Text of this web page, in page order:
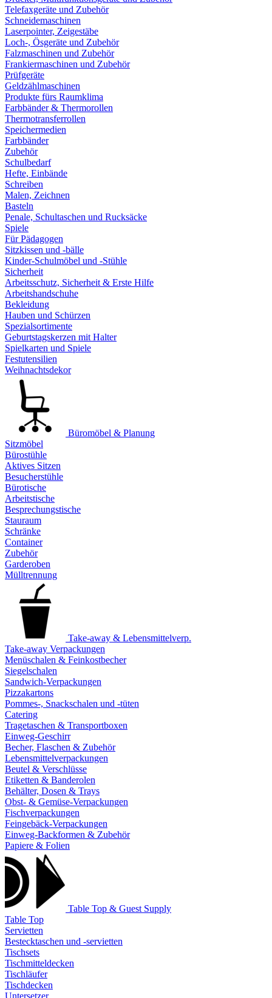
Telefaxgeräte und Zubehör
Schneidemaschinen
Laserpointer, Zeigestäbe
Loch-, Ösgeräte und Zubehör
Falzmaschinen und Zubehör
Frankiermaschinen und Zubehör
Prüfgeräte
Geldzählmaschinen
Produkte fürs Raumklima
Farbbänder & Thermorollen
Thermotransferrollen
Speichermedien
Farbbänder
Zubehör
Schulbedarf
Hefte, Einbände
Schreiben
Malen, Zeichnen
Basteln
Penale, Schultaschen und Rucksäcke
Spiele
Für Pädagogen
Sitzkissen und -bälle
Kinder-Schulmöbel und -Stühle
Sicherheit
Arbeitsschutz, Sicherheit & Erste Hilfe
Arbeitshandschuhe
Bekleidung
Hauben und Schürzen
Spezialsortimente
Geburtstagskerzen mit Halter
Spielkarten und Spiele
Festutensilien
Weihnachtsdekor
Büromöbel & Planung
Sitzmöbel
Bürostühle
Aktives Sitzen
Besucherstühle
Bürotische
Arbeitstische
Besprechungstische
Stauraum
Schränke
Container
Zubehör
Garderoben
Mülltrennung
Take-away & Lebensmittelverp.
Take-away Verpackungen
Menüschalen & Feinkostbecher
Siegelschalen
Sandwich-Verpackungen
Pizzakartons
Pommes-, Snackschalen und -tüten
Catering
Tragetaschen & Transportboxen
Einweg-Geschirr
Becher, Flaschen & Zubehör
Lebensmittelverpackungen
Beutel & Verschlüsse
Etiketten & Banderolen
Behälter, Dosen & Trays
Obst- & Gemüse-Verpackungen
Fischverpackungen
Feingebäck-Verpackungen
Einweg-Backformen & Zubehör
Papiere & Folien
Table Top & Guest Supply
Table Top
Servietten
Bestecktaschen und -servietten
Tischsets
Tischmitteldecken
Tischläufer
Tischdecken